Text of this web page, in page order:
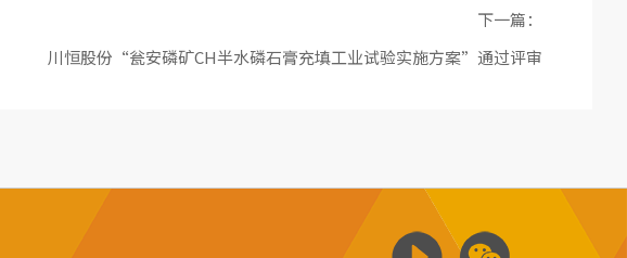
下一篇：
川恒股份“瓮安磷矿CH半水磷石膏充填工业试验实施方案”通过评审